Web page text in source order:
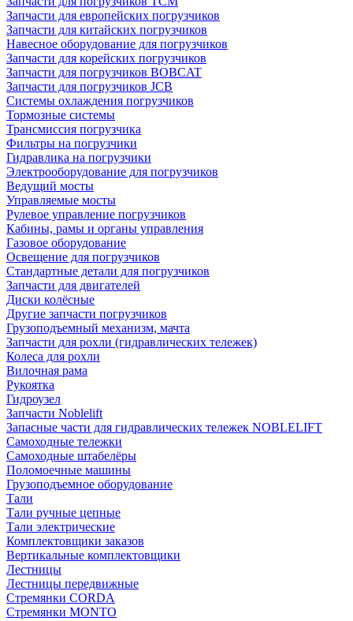
Запчасти для европейских погрузчиков
Запчасти для китайских погрузчиков
Навесное оборудование для погрузчиков
Запчасти для корейских погрузчиков
Запчасти для погрузчиков BOBCAT
Запчасти для погрузчиков JCB
Системы охлаждения погрузчиков
Тормозные системы
Трансмиссия погрузчика
Фильтры на погрузчики
Гидравлика на погрузчики
Электрооборудование для погрузчиков
Ведущий мосты
Управляемые мосты
Рулевое управление погрузчиков
Кабины, рамы и органы управления
Газовое оборудование
Освещение для погрузчиков
Стандартные детали для погрузчиков
Запчасти для двигателей
Диски колёсные
Другие запчасти погрузчиков
Грузоподъемный механизм, мачта
Запчасти для рохли (гидравлических тележек)
Колеса для рохли
Вилочная рама
Рукоятка
Гидроузел
Запчасти Noblelift
Запасные части для гидравлических тележек NOBLELIFT
Самоходные тележки
Самоходные штабелёры
Поломоечные машины
Грузоподъемное оборудование
Тали
Тали ручные цепные
Тали электрические
Комплектовщики заказов
Вертикальные комплектовщики
Лестницы
Лестницы передвижные
Стремянки CORDA
Стремянки MONTO